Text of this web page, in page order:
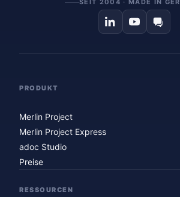
PRODUKT
Merlin Project
Merlin Project Express
adoc Studio
Preise
RESSOURCEN